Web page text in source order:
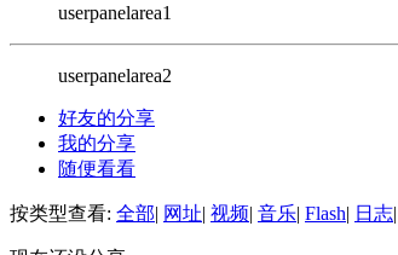
userpanelarea1
userpanelarea2
好友的分享
我的分享
随便看看
按类型查看: 全部| 网址| 视频| 音乐| Flash| 日志|